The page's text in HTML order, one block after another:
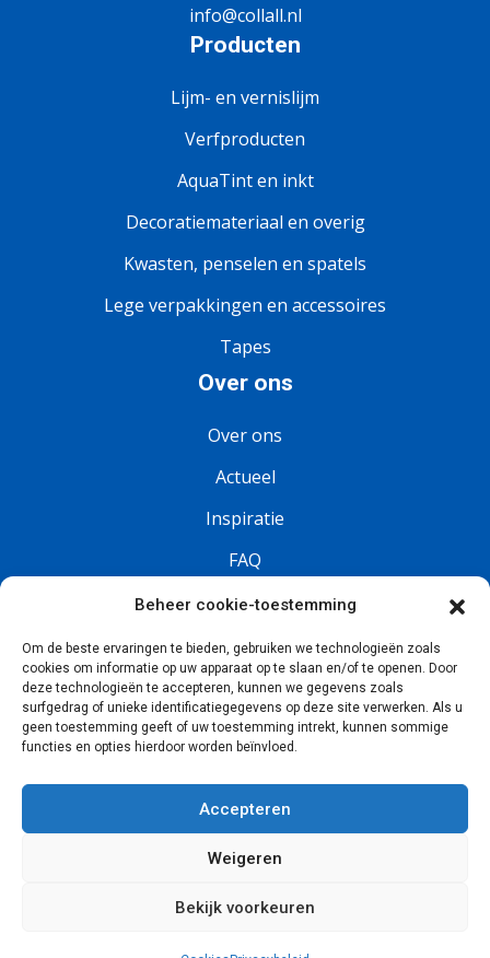
Beheer cookie-toestemming
Om de beste ervaringen te bieden, gebruiken we technologieën zoals
cookies om informatie op uw apparaat op te slaan en/of te openen. Door
deze technologieën te accepteren, kunnen we gegevens zoals
surfgedrag of unieke identificatiegegevens op deze site verwerken. Als u
geen toestemming geeft of uw toestemming intrekt, kunnen sommige
functies en opties hierdoor worden beïnvloed.
Accepteren
Weigeren
Bekijk voorkeuren
info@collall.nl
Producten
Lijm- en vernislijm
Verfproducten
AquaTint en inkt
Decoratiemateriaal en overig
Kwasten, penselen en spatels
Lege verpakkingen en accessoires
Tapes
Over ons
Over ons
Actueel
Inspiratie
FAQ
Vacatures
Volg ons
© 2026, Collall
Login Algemene verkoopvoorwaarden